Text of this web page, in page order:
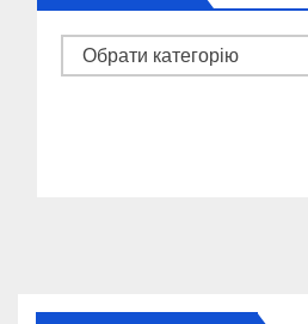
Категорії